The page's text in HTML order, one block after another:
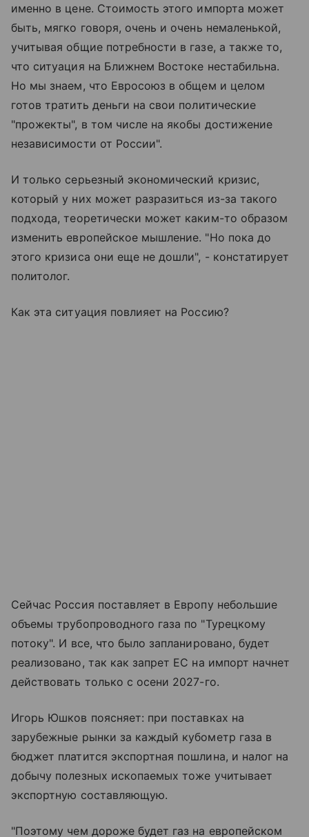
именно в цене. Стоимость этого импорта может
быть, мягко говоря, очень и очень немаленькой,
учитывая общие потребности в газе, а также то,
что ситуация на Ближнем Востоке нестабильна.
Но мы знаем, что Евросоюз в общем и целом
готов тратить деньги на свои политические
"прожекты", в том числе на якобы достижение
независимости от России".
И только серьезный экономический кризис,
который у них может разразиться из-за такого
подхода, теоретически может каким-то образом
изменить европейское мышление. "Но пока до
этого кризиса они еще не дошли", - констатирует
политолог.
Как эта ситуация повлияет на Россию?
Сейчас Россия поставляет в Европу небольшие
объемы трубопроводного газа по "Турецкому
потоку". И все, что было запланировано, будет
реализовано, так как запрет ЕС на импорт начнет
действовать только с осени 2027-го.
Игорь Юшков поясняет: при поставках на
зарубежные рынки за каждый кубометр газа в
бюджет платится экспортная пошлина, и налог на
добычу полезных ископаемых тоже учитывает
экспортную составляющую.
"Поэтому чем дороже будет газ на европейском